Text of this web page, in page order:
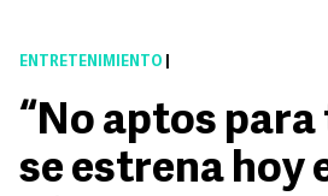
ENTRETENIMIENTO
“No aptos
se estrena hoy